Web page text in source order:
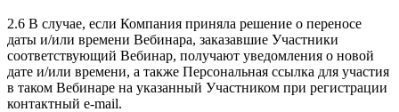
2.6 В случае, если Компания приняла решение о переносе
даты и/или времени Вебинара, заказавшие Участники
соответствующий Вебинар, получают уведомления о новой
дате и/или времени, а также Персональная ссылка для участия
в таком Вебинаре на указанный Участником при регистрации
контактный e-mail.